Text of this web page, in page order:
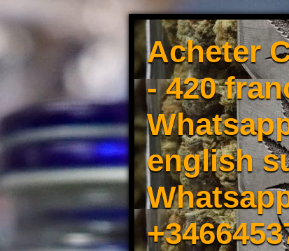
Acheter
- 420
english